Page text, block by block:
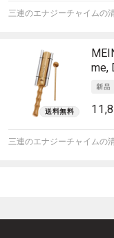
三連のエナジーチャイムの
me,
三連のエナジーチャイムの